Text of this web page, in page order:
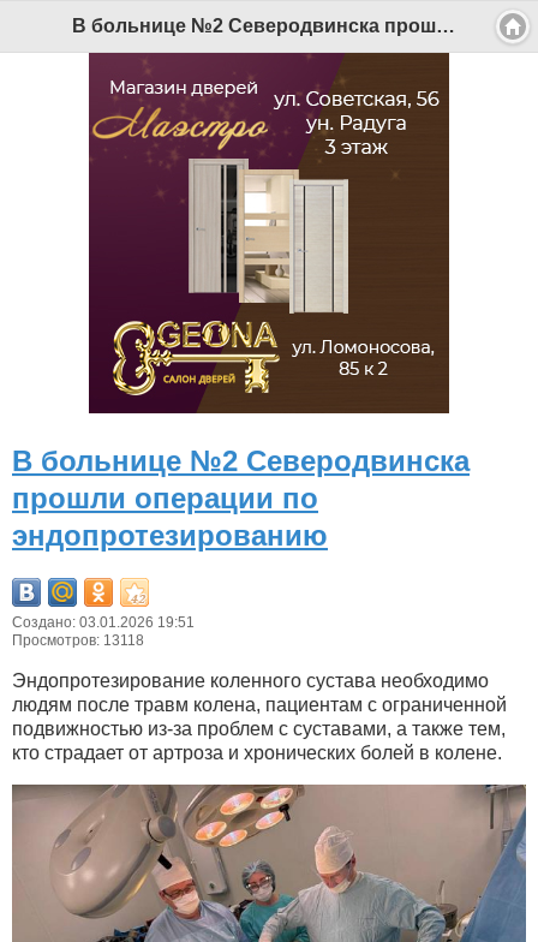
В больнице №2 Северодвинска прошли операции по эндопротезированию - Беломорканал Северодвинск tv29.ru
В больнице №2 Северодвинска
прошли операции по
эндопротезированию
Создано: 03.01.2026 19:51
Просмотров: 13118
Эндопротезирование коленного сустава необходимо
людям после травм колена, пациентам с ограниченной
подвижностью из-за проблем с суставами, а также тем,
кто страдает от артроза и хронических болей в колене.